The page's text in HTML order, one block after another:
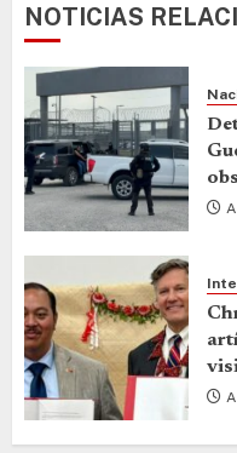
NOTICIAS